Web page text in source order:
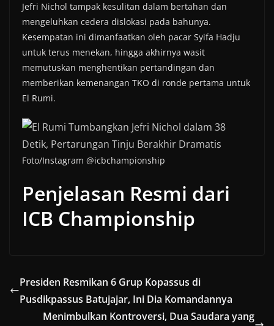
Jefri Nichol tampak kesulitan dalam bertahan dan
mengeluhkan cedera dislokasi pada bahunya.
Kesempatan ini dimanfaatkan oleh pacar Syifa Hadju
untuk terus menekan, hingga akhirnya wasit
memutuskan menghentikan pertandingan dan
memberikan kemenangan TKO di ronde pertama untuk
El Rumi.
Foto/Instagram @icbchampionship
Penjelasan Resmi dari
ICB Championship
Presiden Resmikan 6 Grup Kopassus di
Pusdikpassus Batujajar, Ini Dia Komandannya
Menimbulkan Kontroversi, Dua Saudara yang